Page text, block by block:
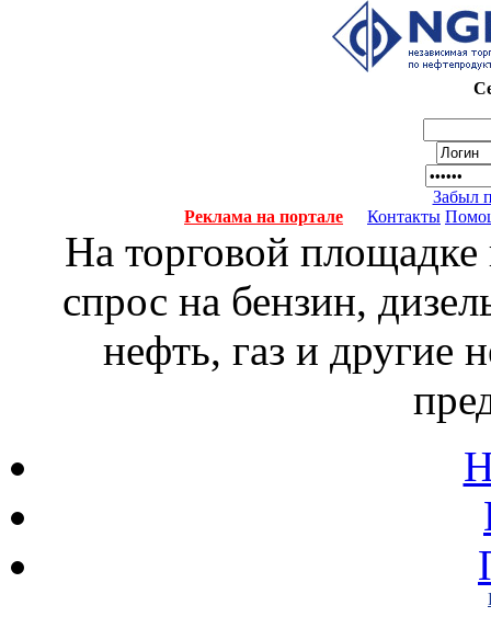
Забыл
Реклама на портале
Контакты
На торговой
спрос на бензин,
нефть, газ и другие